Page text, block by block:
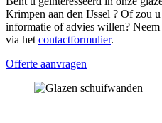
Krimpen aan den IJssel ? Of zou
informatie of advies willen? Neem
via het contactformulier.
Offerte aanvragen